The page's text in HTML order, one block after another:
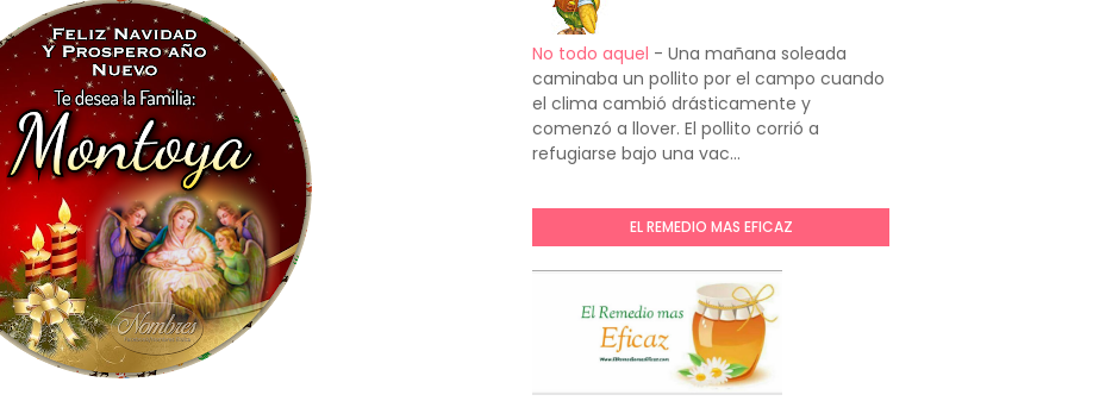
No todo aquel - Una mañana soleada
caminaba un pollito por el campo cuando
el clima cambió drásticamente y
comenzó a llover. El pollito corrió a
refugiarse bajo una vac...
EL REMEDIO MAS EFICAZ